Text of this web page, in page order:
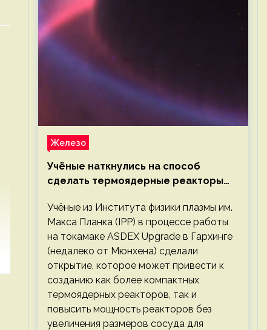
Железо
Учёные наткнулись на способ
сделать термоядерные реакторы
Учёные из Института физики плазмы им.
Макса Планка (IPP) в процессе работы
на токамаке ASDEX Upgrade в Гархинге
(недалеко от Мюнхена) сделали
открытие, которое может привести к
созданию как более компактных
термоядерных реакторов, так и
повысить мощность реакторов без
увеличения размеров сосуда для